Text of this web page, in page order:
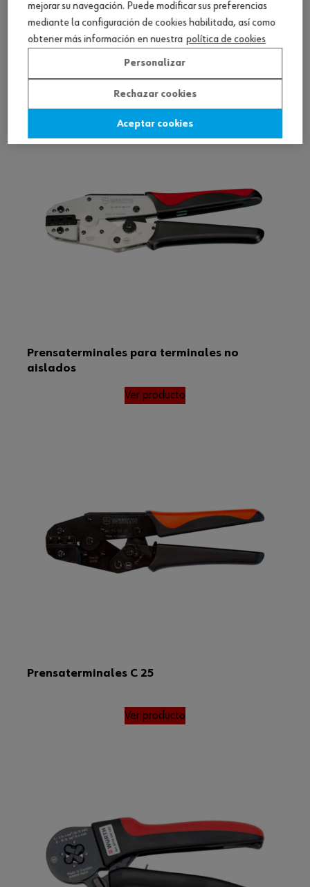
Prensaterminales para TE Super Seal
Prensaterminales para terminales no
aislados
Ver producto
Prensaterminales C 25
Ver producto
mejorar su navegación. Puede modificar sus preferencias
mediante la configuración de cookies habilitada, así como
obtener más información en nuestra política de cookies
Personalizar
Rechazar cookies
Aceptar cookies